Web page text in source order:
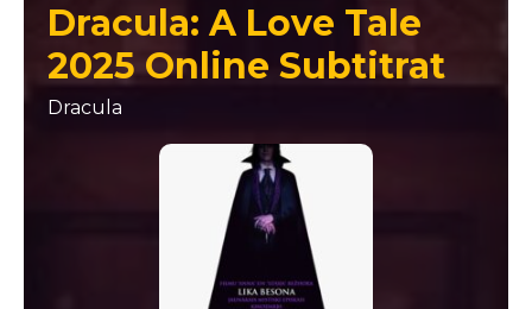
Dracula: A Love Tale
2025 Online Subtitrat
Dracula